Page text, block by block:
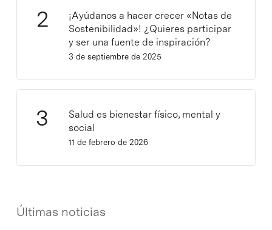
¡Ayúdanos a hacer crecer «Notas de
Sostenibilidad»! ¿Quieres participar
y ser una fuente de inspiración?
3 de septiembre de 2025
Salud es bienestar físico, mental y
social
11 de febrero de 2026
Últimas noticias